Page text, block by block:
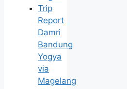
Trip
Report
Damri
Bandung
Yogya
via
Magelang